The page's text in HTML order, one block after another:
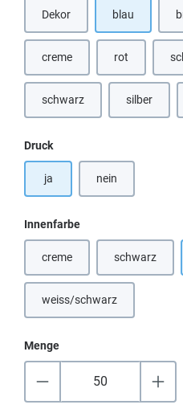
Dekor(Diese Option ist zurzeit nicht
blau
creme rot(Diese Option
schwarz(Diese Option ist zurzeit
silber(Diese
Druckauswählen
ja nein
Innenfarbeauswählen
creme(Diese Option ist zurzeit nicht
schwarz
(Diese
weiss/schwarz(Diese Option ist zurzeit
Menge